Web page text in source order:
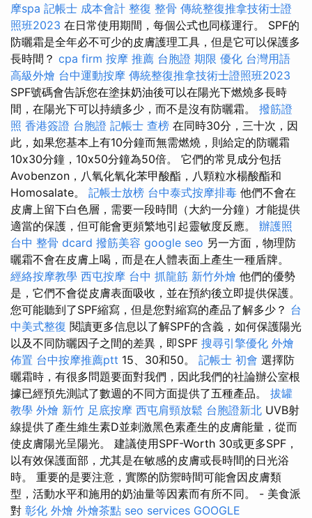
摩spa 記帳士 成本會計 整復 整骨 傳統整復推拿技術士證
照班2023 在日常使用期間，每個公式也同樣運行。 SPF的
防曬霜是全年必不可少的皮膚護理工具，但是它可以保護多
長時間？ cpa firm 按摩 推薦 台胞證 期限 優化 台灣用語
高級外燴 台中運動按摩 傳統整復推拿技術士證照班2023
SPF號碼會告訴您在塗抹奶油後可以在陽光下燃燒多長時
間，在陽光下可以持續多少，而不是沒有防曬霜。 撥筋證
照 香港簽證 台胞證 記帳士 查榜 在同時30分，三十次，因
此，如果您基本上有10分鐘而無需燃燒，則給定的防曬霜
10x30分鐘，10x50分鐘為50倍。 它們的常見成分包括
Avobenzon，八氧化氧化苯甲酸酯，八顆粒水楊酸酯和
Homosalate。 記帳士放榜 台中泰式按摩排毒 他們不會在
皮膚上留下白色層，需要一段時間（大約一分鐘）才能提供
適當的保護，但可能會更頻繁地引起靈敏度反應。 辦護照
台中 整骨 dcard 撥筋美容 google seo 另一方面，物理防
曬霜不會在皮膚上喝，而是在人體表面上產生一種盾牌。
經絡按摩教學 西屯按摩 台中 抓龍筋 新竹外燴 他們的優勢
是，它們不會從皮膚表面吸收，並在預約後立即提供保護。
您可能聽到了SPF縮寫，但是您對縮寫的產品了解多少？ 台
中美式整復 閱讀更多信息以了解SPF的含義，如何保護陽光
以及不同防曬因子之間的差異，即SPF 搜尋引擎優化 外燴
佈置 台中按摩推薦ptt 15、30和50。 記帳士 初會 選擇防
曬霜時，有很多問題要面對我們，因此我們的社論辦公室根
據已經預先測試了數週的不同方面提供了五種產品。 拔罐
教學 外燴 新竹 足底按摩 西屯肩頸放鬆 台胞證新北 UVB射
線提供了產生維生素D並刺激黑色素產生的皮膚能量，從而
使皮膚陽光呈陽光。 建議使用SPF-Worth 30或更多SPF，
以有效保護面部，尤其是在敏感的皮膚或長時間的日光浴
時。 重要的是要注意，實際的防禦時間可能會因皮膚類
型，活動水平和施用的奶油量等因素而有所不同。 - 美食派
對 彰化 外燴 外燴茶點 seo services GOOGLE